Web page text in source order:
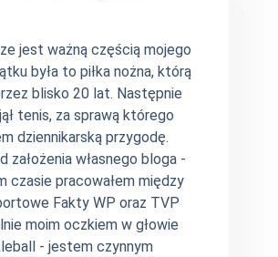
jest ważną częścią mojego
była to piłka nożna, którą
blisko 20 lat. Następnie
tenis, za sprawą którego
dziennikarską przygodę.
założenia własnego bloga -
czasie pracowałem między
Fakty WP oraz TVP
moim oczkiem w głowie
- jestem czynnym